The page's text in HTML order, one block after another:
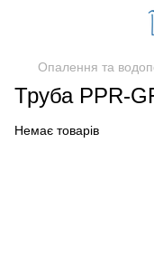
Опалення та
Труба PPR-
Немає товарів